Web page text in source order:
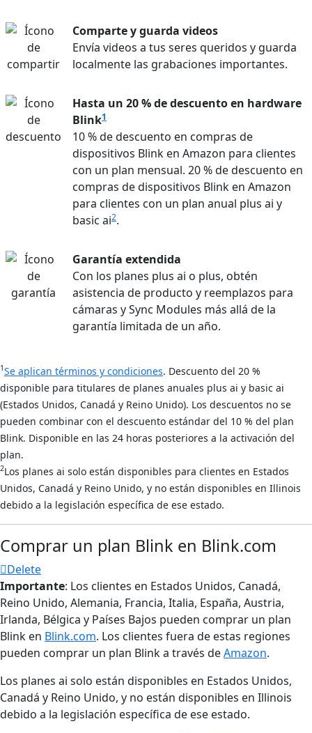
Comparte y guarda videos
Envía videos a tus seres queridos y guarda
localmente las grabaciones importantes.
Hasta un 20 % de descuento en hardware
Blink1
10 % de descuento en compras de
dispositivos Blink en Amazon para clientes
con un plan mensual. 20 % de descuento en
compras de dispositivos Blink en Amazon
para clientes con un plan anual plus ai y
basic ai2.
Garantía extendida
Con los planes plus ai o plus, obtén
asistencia de producto y reemplazos para
cámaras y Sync Modules más allá de la
garantía limitada de un año.
1Se aplican términos y condiciones. Descuento del 20 %
disponible para titulares de planes anuales plus ai y basic ai
(Estados Unidos, Canadá y Reino Unido). Los descuentos no se
pueden combinar con el descuento estándar del 10 % del plan
Blink. Disponible en las 24 horas posteriores a la activación del
plan.
2Los planes ai solo están disponibles para clientes en Estados
Unidos, Canadá y Reino Unido, y no están disponibles en Illinois
debido a la legislación específica de ese estado.
Comprar un plan Blink en Blink.com
Delete
Importante: Los clientes en Estados Unidos, Canadá,
Reino Unido, Alemania, Francia, Italia, España, Austria,
Irlanda, Bélgica y Países Bajos pueden comprar un plan
Blink en Blink.com. Los clientes fuera de estas regiones
pueden comprar un plan Blink a través deAmazon.
Los planes ai solo están disponibles en Estados Unidos,
Canadá y Reino Unido, y no están disponibles en Illinois
debido a la legislación específica de ese estado.